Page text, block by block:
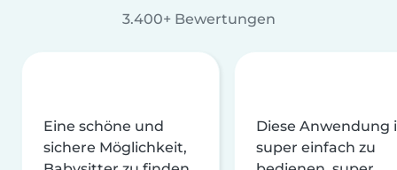
3.400+ Bewertungen
Eine schöne und
sichere Möglichkeit,
Diese Anwendung
super einfach zu